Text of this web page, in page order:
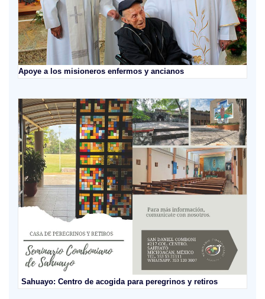
Apoye a los misioneros enfermos y ancianos
Sahuayo: Centro de acogida para peregrinos y retiros